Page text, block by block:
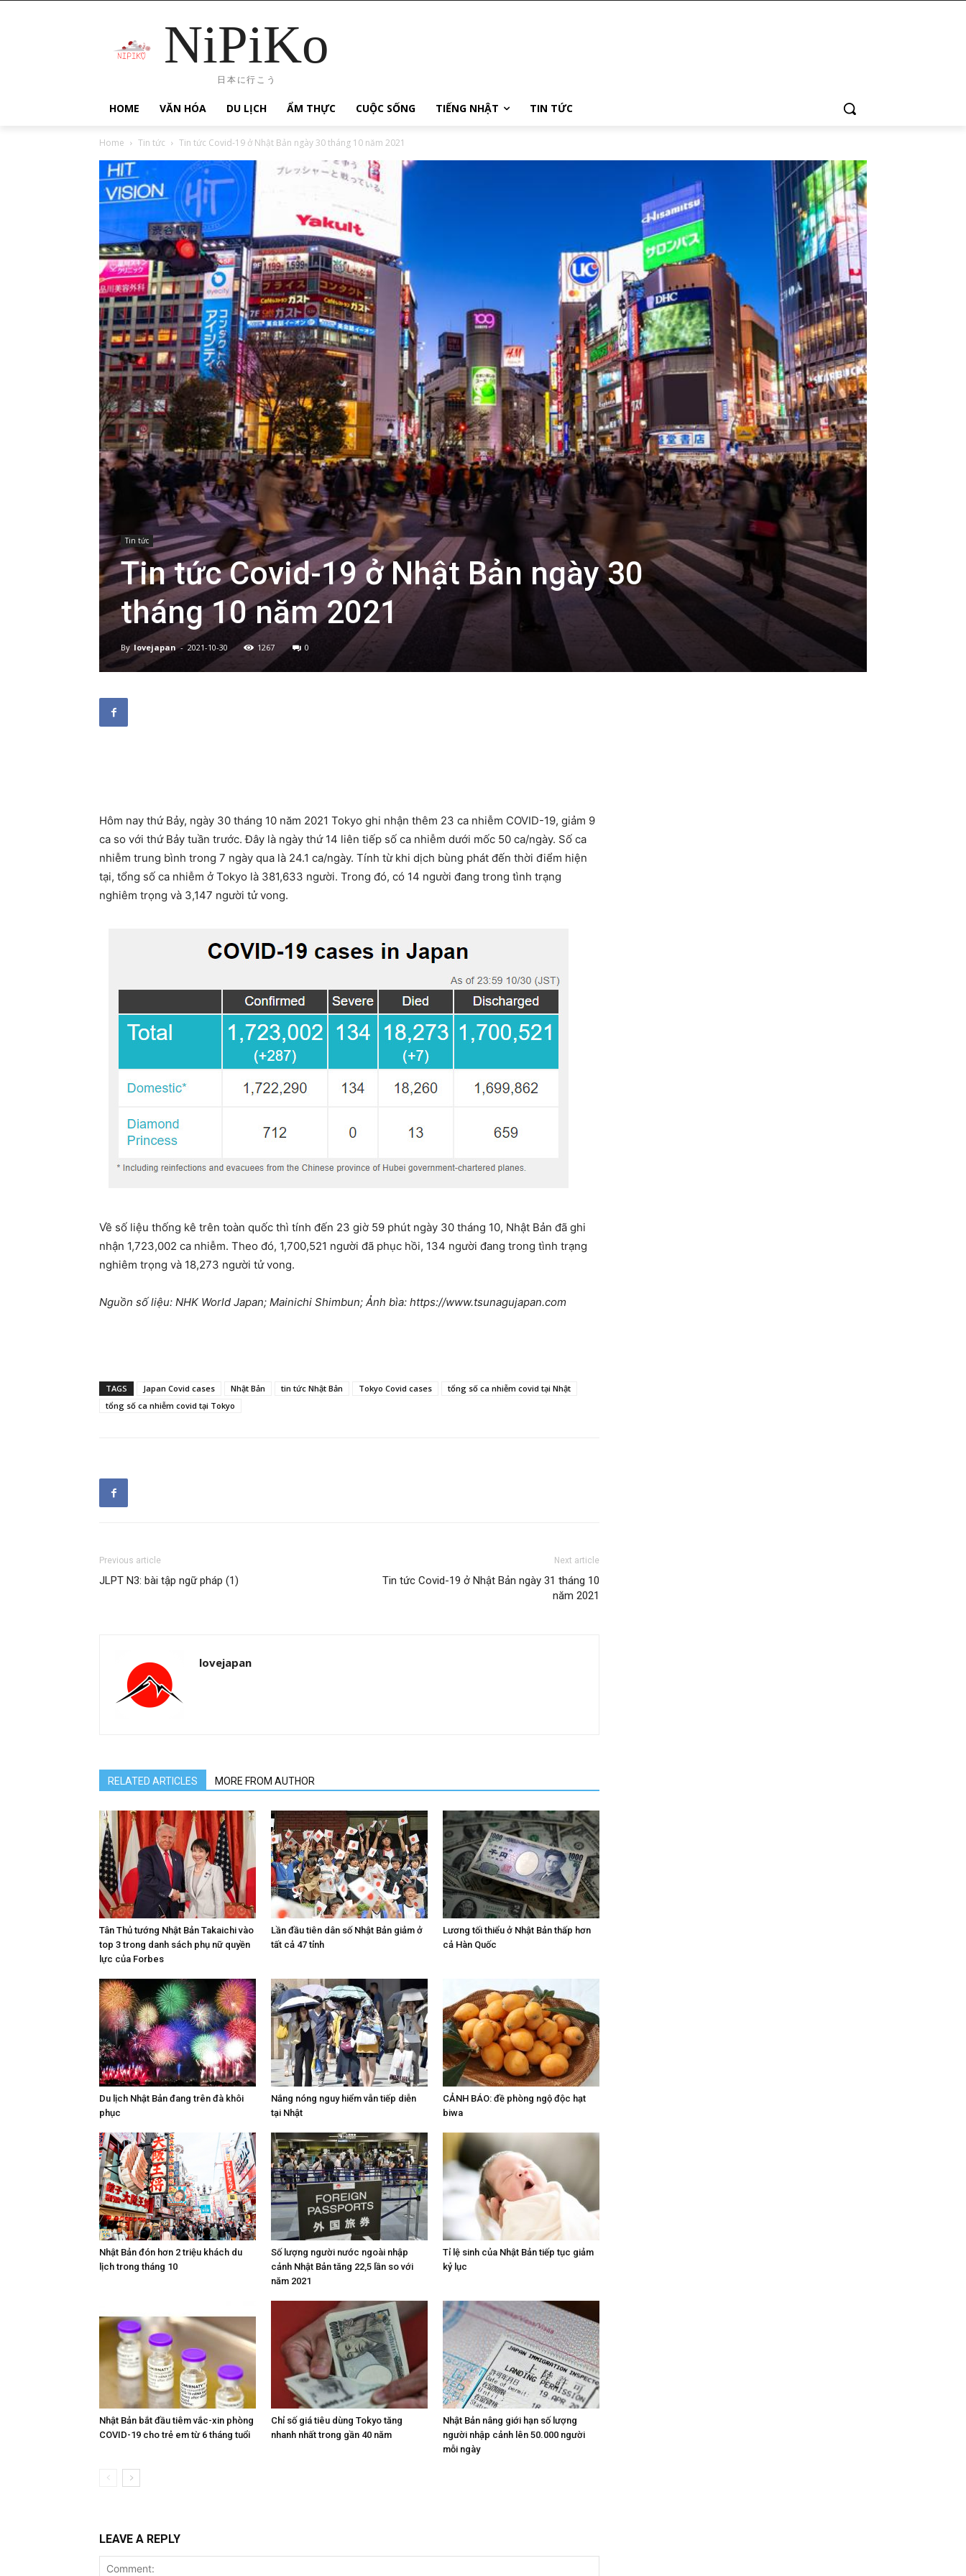
NiPiKo
日本に行こう
HOME VĂN HÓA DU LỊCH ẨM THỰC CUỘC SỐNG TIẾNG NHẬT TIN TỨC
Home Tin tức Tin tức Covid-19 ở Nhật Bản ngày 30 tháng 10 năm 2021
Tin tức
Tin tức Covid-19 ở Nhật Bản ngày 30
tháng 10 năm 2021
By lovejapan - 2021-10-30 1267 0
Hôm nay thứ Bảy, ngày 30 tháng 10 năm 2021 Tokyo ghi nhận thêm 23 ca nhiễm COVID-19, giảm 9
ca so với thứ Bảy tuần trước. Đây là ngày thứ 14 liên tiếp số ca nhiễm dưới mốc 50 ca/ngày. Số ca
nhiễm trung bình trong 7 ngày qua là 24.1 ca/ngày. Tính từ khi dịch bùng phát đến thời điểm hiện
tại, tổng số ca nhiễm ở Tokyo là 381,633 người. Trong đó, có 14 người đang trong tình trạng
nghiêm trọng và 3,147 người tử vong.
Về số liệu thống kê trên toàn quốc thì tính đến 23 giờ 59 phút ngày 30 tháng 10, Nhật Bản đã ghi
nhận 1,723,002 ca nhiễm. Theo đó, 1,700,521 người đã phục hồi, 134 người đang trong tình trạng
nghiêm trọng và 18,273 người tử vong.
Nguồn số liệu: NHK World Japan; Mainichi Shimbun; Ảnh bìa: https://www.tsunagujapan.com
TAGS Japan Covid cases Nhật Bản tin tức Nhật Bản Tokyo Covid cases
tổng số ca nhiễm covid tại Nhật
tổng số ca nhiễm covid tại Tokyo
Previous article
JLPT N3: bài tập ngữ pháp (1)
Next article
Tin tức Covid-19 ở Nhật Bản ngày 31 tháng 10
năm 2021
lovejapan
RELATED ARTICLES MORE FROM AUTHOR
Tân Thủ tướng Nhật Bản Takaichi vào
top 3 trong danh sách phụ nữ quyền
lực của Forbes
Lần đầu tiên dân số Nhật Bản giảm ở
tất cả 47 tỉnh
Lương tối thiểu ở Nhật Bản thấp hơn
cả Hàn Quốc
Du lịch Nhật Bản đang trên đà khôi
phục
Nắng nóng nguy hiểm vẫn tiếp diễn
tại Nhật
CẢNH BÁO: đề phòng ngộ độc hạt
biwa
Nhật Bản đón hơn 2 triệu khách du
lịch trong tháng 10
Số lượng người nước ngoài nhập
cảnh Nhật Bản tăng 22,5 lần so với
năm 2021
Tỉ lệ sinh của Nhật Bản tiếp tục giảm
kỷ lục
Nhật Bản bắt đầu tiêm vắc-xin phòng
COVID-19 cho trẻ em từ 6 tháng tuổi
Chỉ số giá tiêu dùng Tokyo tăng
nhanh nhất trong gần 40 năm
Nhật Bản nâng giới hạn số lượng
người nhập cảnh lên 50.000 người
mỗi ngày
LEAVE A REPLY